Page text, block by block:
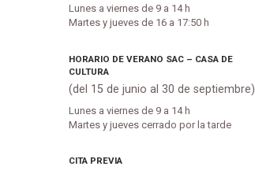
Lunes a viernes de 9 a 14 h
Martes y jueves de 16 a 17:50 h
HORARIO DE VERANO SAC – CASA DE
CULTURA
(del 15 de junio al 30 de septiembre)
Lunes a viernes de 9 a 14 h
Martes y jueves cerrado por la tarde
CITA PREVIA